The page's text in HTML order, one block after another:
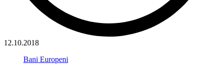
12.10.2018
Bani Europeni